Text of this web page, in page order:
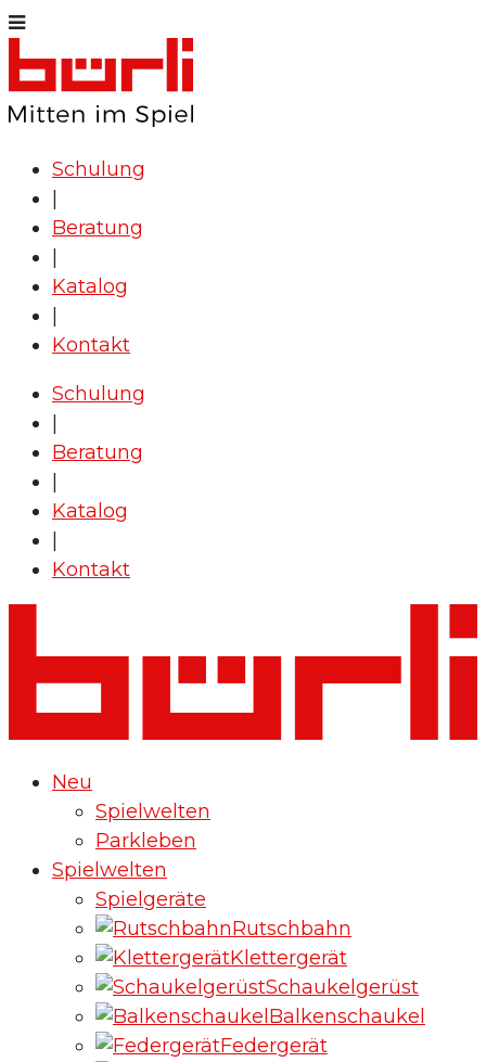
Schulung
Beratung
Katalog
Kontakt
Schulung
Beratung
Katalog
Kontakt
Neu
Spielwelten
Parkleben
Spielwelten
Spielgeräte
Rutschbahn
Klettergerät
Schaukelgerüst
Balkenschaukel
Federgerät